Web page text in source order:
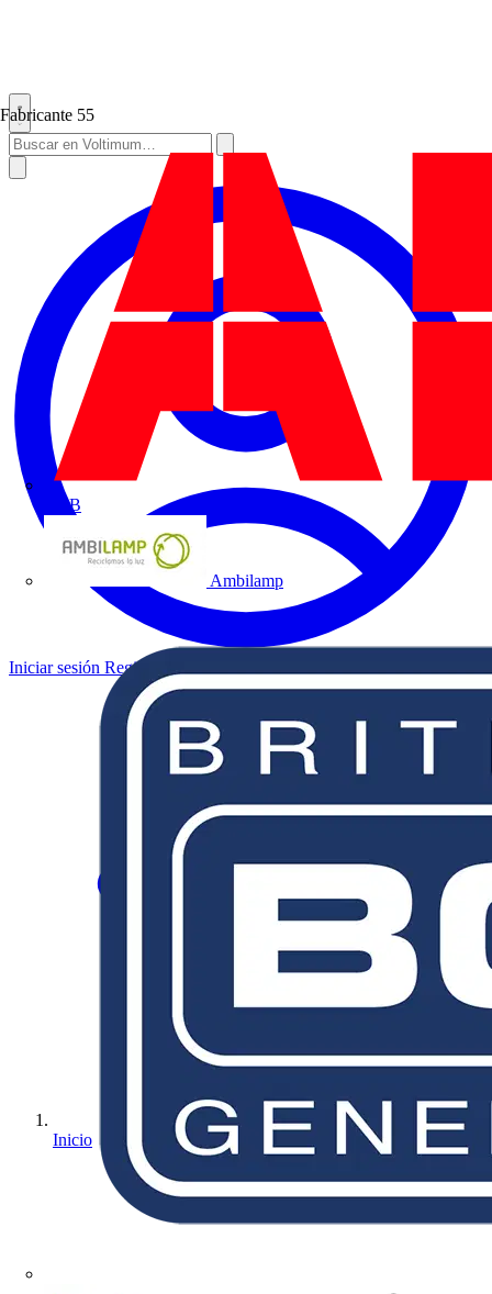
Fabricante 55
ABB
Ambilamp
Iniciar sesión Registrarse
Inicio